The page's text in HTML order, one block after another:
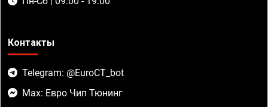
Контакты
Telegram: @EuroCT_bot
Max: Евро Чип Тюнинг